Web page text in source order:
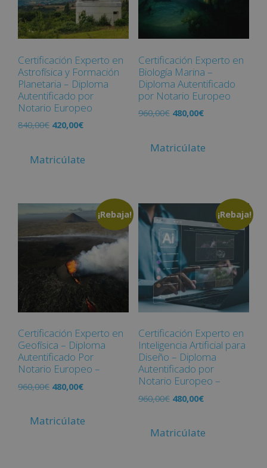
Certificación Experto en
Astrofísica y Formación
Planetaria – Diploma
Autentificado por
Notario Europeo
840,00€ 420,00€
Matricúlate
Certificación Experto en
Biología Marina –
Diploma Autentificado
por Notario Europeo
960,00€ 480,00€
Matricúlate
¡Rebaja!
Certificación Experto en
Geofísica – Diploma
Autentificado Por
Notario Europeo –
960,00€ 480,00€
Matricúlate
¡Rebaja!
Certificación Experto en
Inteligencia Artificial para
Diseño – Diploma
Autentificado por
Notario Europeo –
960,00€ 480,00€
Matricúlate